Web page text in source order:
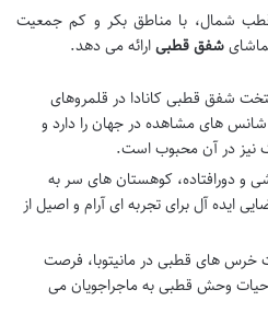
قطب شمال، با مناطق بکر و کم جمعیت
شفق قطبیارائه می دهد.
شفق قطبی کانادا در قلمروهای
شانس های مشاهده در جهان را دارد و
نیز در آن محبوب است.
و دورافتاده، کوهستان های سر به
ایده آل برای تجربه ای آرام و اصیل از
خرس های قطبی در مانیتوبا، فرصت
حیات وحش قطبی به ماجراجویان می